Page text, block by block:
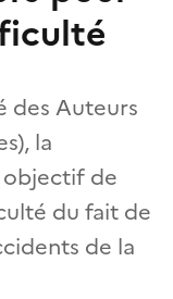
des Auteurs
la
objectif de
du fait de
de la